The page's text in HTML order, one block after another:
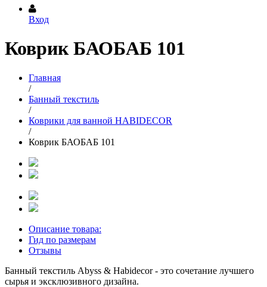
Вход
Коврик БАОБАБ 101
Главная
/
Банный текстиль
/
Коврики для ванной HABIDECOR
/
Коврик БАОБАБ 101
Описание товара:
Гид по размерам
Отзывы
Банный текстиль Abyss & Habidecor - это сочетание лучшего
сырья и эксклюзивного дизайна.